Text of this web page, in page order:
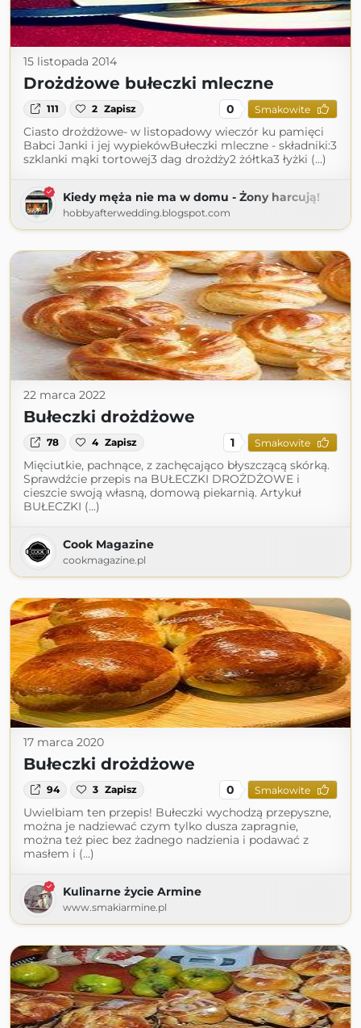
15 listopada 2014
Drożdżowe bułeczki mleczne
111 2 Zapisz 0 Smakowite
Ciasto drożdżowe- w listopadowy wieczór ku pamięci
Babci Janki i jej wypiekówBułeczki mleczne - składniki:3
szklanki mąki tortowej3 dag drożdży2 żółtka3 łyżki (...)
Kiedy męża nie ma w domu - Żony harcują!
hobbyafterwedding.blogspot.com
22 marca 2022
Bułeczki drożdżowe
78 4 Zapisz 1 Smakowite
Mięciutkie, pachnące, z zachęcająco błyszczącą skórką.
Sprawdźcie przepis na BUŁECZKI DROŻDŻOWE i
cieszcie swoją własną, domową piekarnią. Artykuł
BUŁECZKI (...)
Cook Magazine
cookmagazine.pl
17 marca 2020
Bułeczki drożdżowe
94 3 Zapisz 0 Smakowite
Uwielbiam ten przepis! Bułeczki wychodzą przepyszne,
można je nadziewać czym tylko dusza zapragnie,
można też piec bez żadnego nadzienia i podawać z
masłem i (...)
Kulinarne życie Armine
www.smakiarmine.pl